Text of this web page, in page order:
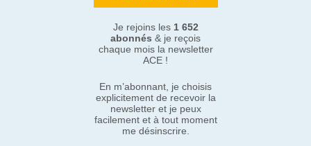
Je rejoins les 1 652
abonnés & je reçois
chaque mois la newsletter
ACE !
En m’abonnant, je choisis
explicitement de recevoir la
newsletter et je peux
facilement et à tout moment
me désinscrire.